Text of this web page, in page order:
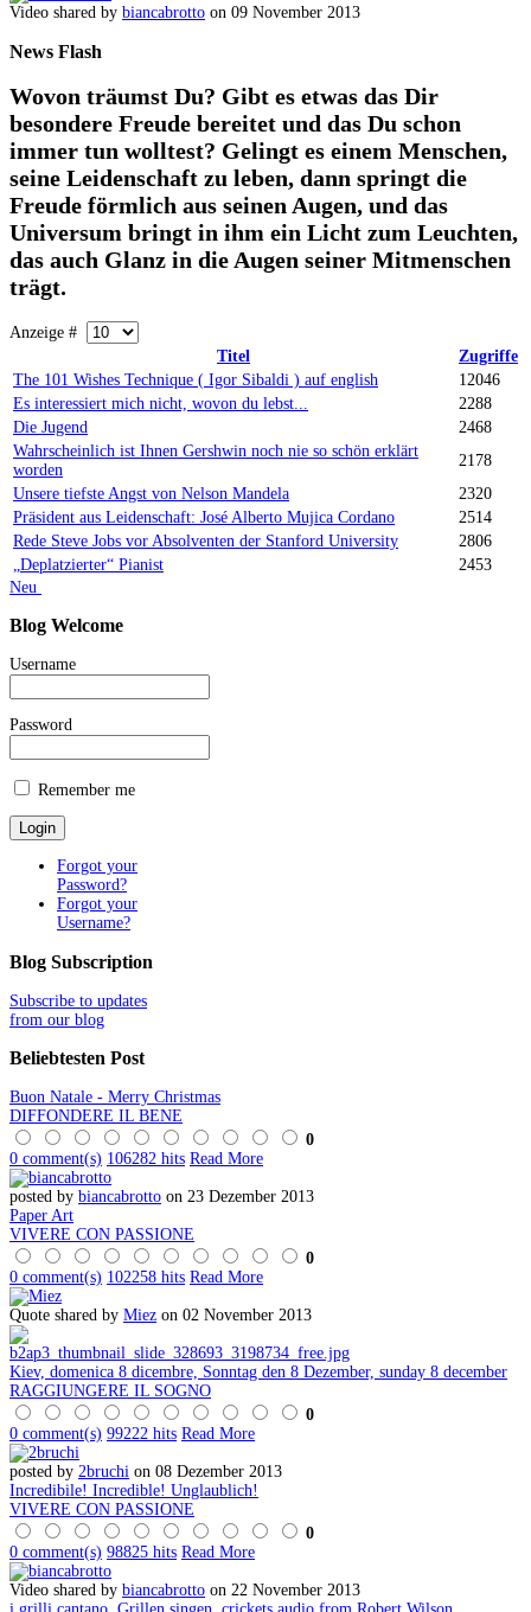
Video shared by biancabrotto on 09 November 2013
News Flash
Wovon träumst Du? Gibt es etwas das Dir
besondere Freude bereitet und das Du schon
immer tun wolltest? Gelingt es einem Menschen,
seine Leidenschaft zu leben, dann springt die
Freude förmlich aus seinen Augen, und das
Universum bringt in ihm ein Licht zum Leuchten,
das auch Glanz in die Augen seiner Mitmenschen
trägt.
Anzeige #
Titel
Zugriffe
The 101 Wishes Technique ( Igor Sibaldi ) auf english
12046
Es interessiert mich nicht, wovon du lebst...
2288
Die Jugend
2468
Wahrscheinlich ist Ihnen Gershwin noch nie so schön erklärt
worden
2178
Unsere tiefste Angst von Nelson Mandela
2320
Präsident aus Leidenschaft: José Alberto Mujica Cordano
2514
Rede Steve Jobs vor Absolventen der Stanford University
2806
„Deplatzierter“ Pianist
2453
Neu
Blog Welcome
Username
Password
Remember me
Forgot your
Password?
Forgot your
Username?
Blog Subscription
Subscribe to updates
from our blog
Beliebtesten Post
Buon Natale - Merry Christmas
DIFFONDERE IL BENE
0
0 comment(s) 106282 hits Read More
posted by biancabrotto on 23 Dezember 2013
Paper Art
VIVERE CON PASSIONE
0
0 comment(s) 102258 hits Read More
Quote shared by Miez on 02 November 2013
Kiev, domenica 8 dicembre, Sonntag den 8 Dezember, sunday 8 december
RAGGIUNGERE IL SOGNO
0
0 comment(s) 99222 hits Read More
posted by 2bruchi on 08 Dezember 2013
Incredibile! Incredible! Unglaublich!
VIVERE CON PASSIONE
0
0 comment(s) 98825 hits Read More
Video shared by biancabrotto on 22 November 2013